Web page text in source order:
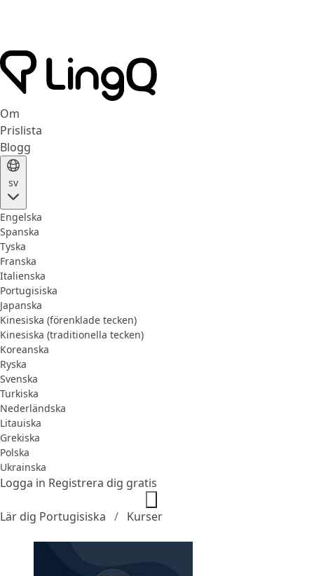
Om
Prislista
Blogg
sv
Engelska
Spanska
Tyska
Franska
Italienska
Portugisiska
Japanska
Kinesiska (förenklade tecken)
Kinesiska (traditionella tecken)
Koreanska
Ryska
Svenska
Turkiska
Nederländska
Litauiska
Grekiska
Polska
Ukrainska
Logga in Registrera dig gratis
Lär dig Portugisiska Kurser